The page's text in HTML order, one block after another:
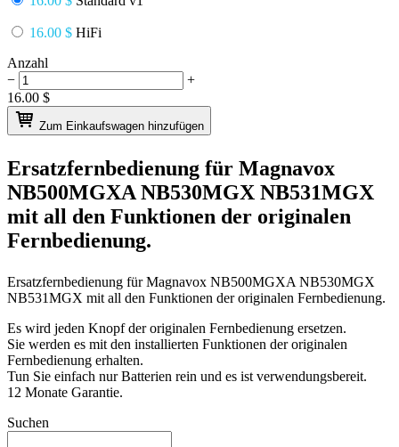
16.00 $ HiFi
Anzahl
−
+
16.00 $
Zum Einkaufswagen hinzufügen
Ersatzfernbedienung für Magnavox
NB500MGXA NB530MGX NB531MGX
mit all den Funktionen der originalen
Fernbedienung.
Ersatzfernbedienung fürMagnavox NB500MGXA NB530MGX
NB531MGX mit all den Funktionen der originalen Fernbedienung.
Es wird jeden Knopf der originalen Fernbedienung ersetzen.
Sie werden es mit den installierten Funktionen der originalen
Fernbedienung erhalten.
Tun Sie einfach nur Batterien rein und es ist verwendungsbereit.
12 Monate Garantie.
Suchen